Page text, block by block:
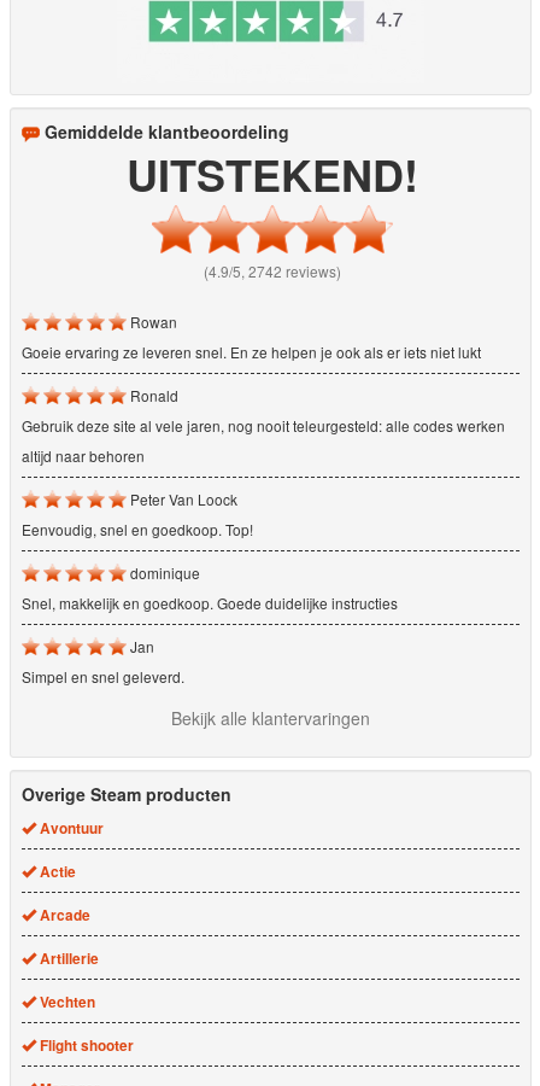
Gemiddelde klantbeoordeling
UITSTEKEND!
(4.9/5, 2742 reviews)
Rowan
Goeie ervaring ze leveren snel. En ze helpen je ook als er iets niet lukt
Ronald
Gebruik deze site al vele jaren, nog nooit teleurgesteld: alle codes werken
altijd naar behoren
Peter Van Loock
Eenvoudig, snel en goedkoop. Top!
dominique
Snel, makkelijk en goedkoop. Goede duidelijke instructies
Jan
Simpel en snel geleverd.
Bekijk alle klantervaringen
Overige Steam producten
Avontuur
Actie
Arcade
Artillerie
Vechten
Flight shooter